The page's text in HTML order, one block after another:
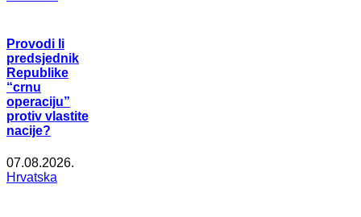
Provodi li
predsjednik
Republike
“crnu
operaciju”
protiv vlastite
nacije?
07.08.2026.
Hrvatska